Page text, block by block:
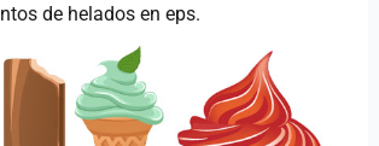
de helados en eps.